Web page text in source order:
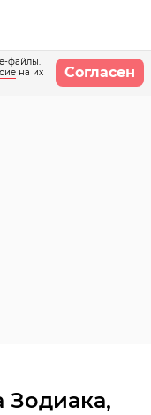
файлы.
на их
Согласен
Зодиака,